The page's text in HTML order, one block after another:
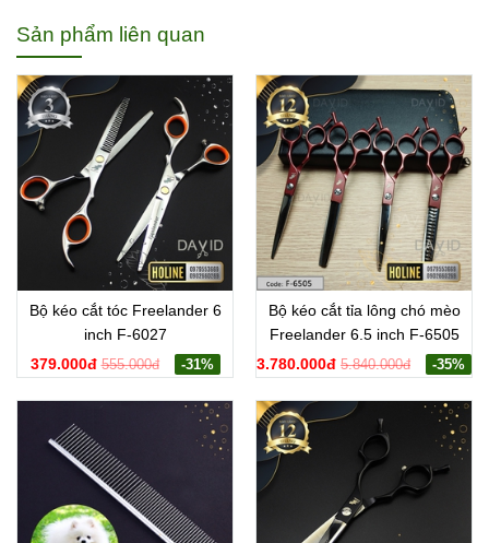
Sản phẩm liên quan
Bộ kéo cắt tóc Freelander 6
inch F-6027
379.000đ 555.000đ -31%
Bộ kéo cắt tỉa lông chó mèo
Freelander 6.5 inch F-6505
3.780.000đ 5.840.000đ -35%